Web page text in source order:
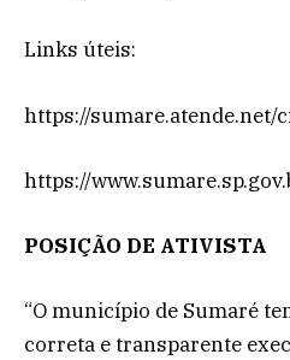
Links úteis:
https://sumare.atende.net/
https://
POSIÇÃO DE ATIVISTA
“O município de Sumaré
correta e transparente